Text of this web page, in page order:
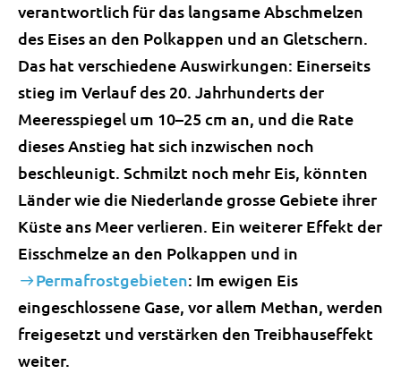
verantwortlich für das langsame Abschmelzen
des Eises an den Polkappen und an Gletschern.
Das hat verschiedene Auswirkungen: Einerseits
stieg im Verlauf des 20. Jahrhunderts der
Meeresspiegel um 10–25 cm an, und die Rate
dieses Anstieg hat sich inzwischen noch
beschleunigt. Schmilzt noch mehr Eis, könnten
Länder wie die Niederlande grosse Gebiete ihrer
Küste ans Meer verlieren. Ein weiterer Effekt der
Eisschmelze an den Polkappen und in
Permafrostgebieten: Im ewigen Eis
eingeschlossene Gase, vor allem Methan, werden
freigesetzt und verstärken den Treibhauseffekt
weiter.